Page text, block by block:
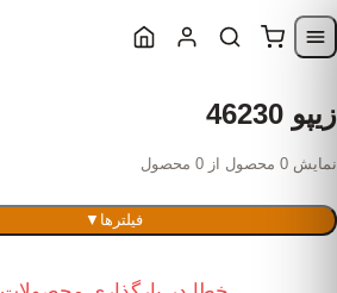
Skip to navigation
زیپو 46230
نمایش 0 محصول از 0 محصول
فیلترها ▼